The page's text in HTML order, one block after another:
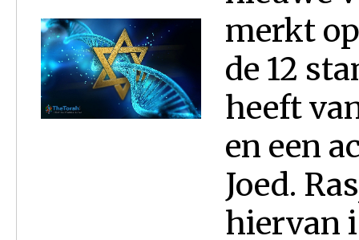
merkt
de 12
heeft
en een
Joed.
hiervan